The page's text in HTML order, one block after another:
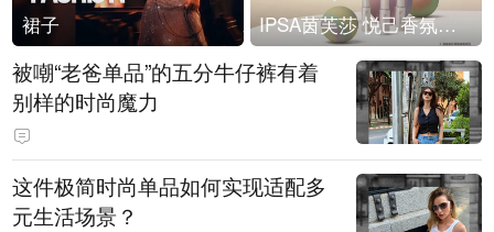
裙子 IPSA茵芙莎 悦己香氛凝露上市
被嘲“老爸单品”的五分牛仔裤有着
别样的时尚魔力
这件极简时尚单品如何实现适配多
元生活场景？